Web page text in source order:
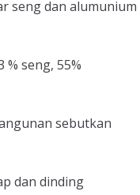
seng dan alumunium
seng, 55%
sebutkan
dan dinding